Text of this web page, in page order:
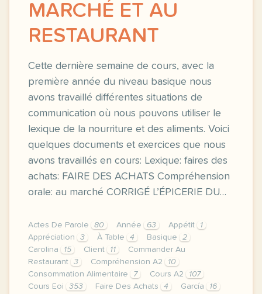
MARCHÉ ET AU
RESTAURANT
Cette dernière semaine de cours, avec la
première année du niveau basique nous
avons travaillé différentes situations de
communication où nous pouvons utiliser le
lexique de la nourriture et des aliments. Voici
quelques documents et exercices que nous
avons travaillés en cours: Lexique: faires des
achats: FAIRE DES ACHATS Compréhension
orale: au marché CORRIGÉ L’ÉPICERIE DU…
Actes De Parole 80 Année 63 Appétit
1
Appréciation
3 À Table 4 Basique
2
Carolina
15 Client 11
Commander Au
Restaurant
3 Compréhension A2
10
Consommation Alimentaire
7 Cours A2
107
Cours Eoi
353 Faire Des Achats 4 García
16